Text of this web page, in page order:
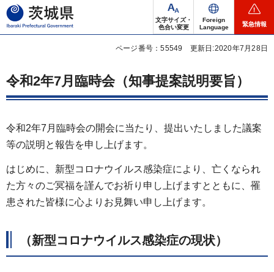
茨城県
文字サイズ・
色合い変更
Foreign
Language
緊急情報
ページ番号：55549 更新日:2020年7月28日
令和2年7月臨時会（知事提案説明要旨）
令和2年7月臨時会の開会に当たり、提出いたしました議案
等の説明と報告を申し上げます。
はじめに、新型コロナウイルス感染症により、亡くなられ
た方々のご冥福を謹んでお祈り申し上げますとともに、罹
患された皆様に心よりお見舞い申し上げます。
（新型コロナウイルス感染症の現状）